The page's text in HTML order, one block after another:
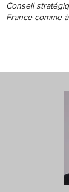
Conseil
France comme